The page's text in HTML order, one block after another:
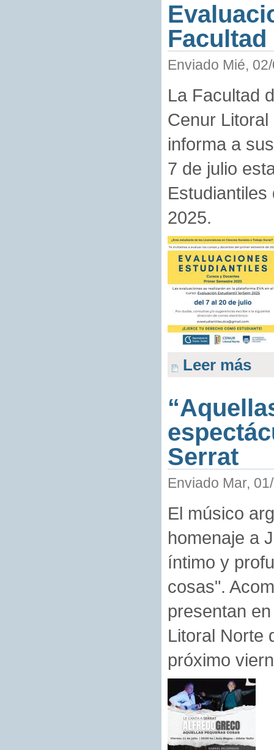
Enviado Mié,
La Facultad
Cenur
informa a
7 de julio
2025.
Leer más
Serrat
Enviado Mar,
El músico
homenaje a
íntimo y
cosas".
presentan
Litoral Norte
próximo